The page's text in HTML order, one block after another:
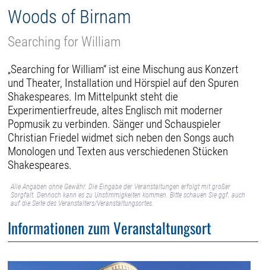
Woods of Birnam
Searching for William
„Searching for William“ ist eine Mischung aus Konzert
und Theater, Installation und Hörspiel auf den Spuren
Shakespeares. Im Mittelpunkt steht die
Experimentierfreude, altes Englisch mit moderner
Popmusik zu verbinden. Sänger und Schauspieler
Christian Friedel widmet sich neben den Songs auch
Monologen und Texten aus verschiedenen Stücken
Shakespeares.
Alle Angaben ohne Gewähr. Die Eingabe der Veranstaltungen erfolgt mit großer
Sorgfalt. Dennoch kann es zu Unstimmigkeiten kommen. Bitte schauen Sie ggf. auch
auf die Seite des Veranstalters/Veranstaltungsortes.
Informationen zum Veranstaltungsort